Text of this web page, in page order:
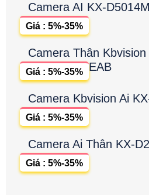
Camera AI KX-
Giá : 5%-35%
Camera Thân
EAB
Giá : 5%-35%
Camera Kbvision Ai
Giá : 5%-35%
Camera Ai Thân KX-
Giá : 5%-35%